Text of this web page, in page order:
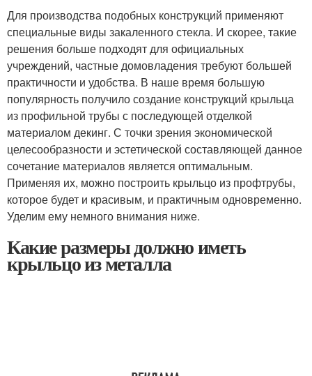
Для производства подобных конструкций применяют
специальные виды закаленного стекла. И скорее, такие
решения больше подходят для официальных
учреждений, частные домовладения требуют большей
практичности и удобства. В наше время большую
популярность получило создание конструкций крыльца
из профильной трубы с последующей отделкой
материалом декинг. С точки зрения экономической
целесообразности и эстетической составляющей данное
сочетание материалов является оптимальным.
Применяя их, можно построить крыльцо из профтрубы,
которое будет и красивым, и практичным одновременно.
Уделим ему немного внимания ниже.
Какие размеры должно иметь
крыльцо из металла